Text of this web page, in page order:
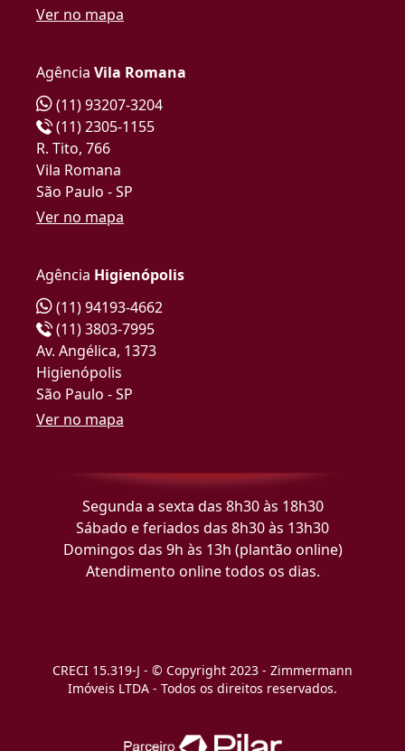
Ver no mapa
Agência Vila Romana
(11) 93207-3204
(11) 2305-1155
R. Tito, 766
Vila Romana
São Paulo - SP
Ver no mapa
Agência Higienópolis
(11) 94193-4662
(11) 3803-7995
Av. Angélica, 1373
Higienópolis
São Paulo - SP
Ver no mapa
Segunda a sexta das 8h30 às 18h30
Sábado e feriados das 8h30 às 13h30
Domingos das 9h às 13h (plantão online)
Atendimento online todos os dias.
CRECI 15.319-J - © Copyright 2023 - Zimmermann
Imóveis LTDA - Todos os direitos reservados.